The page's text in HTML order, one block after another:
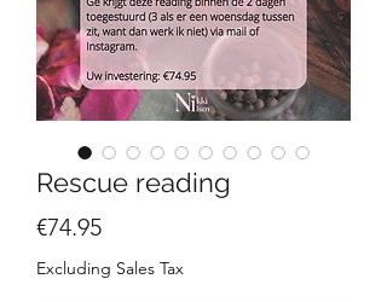
Rescue reading
€74.95Price
Excluding Sales Tax